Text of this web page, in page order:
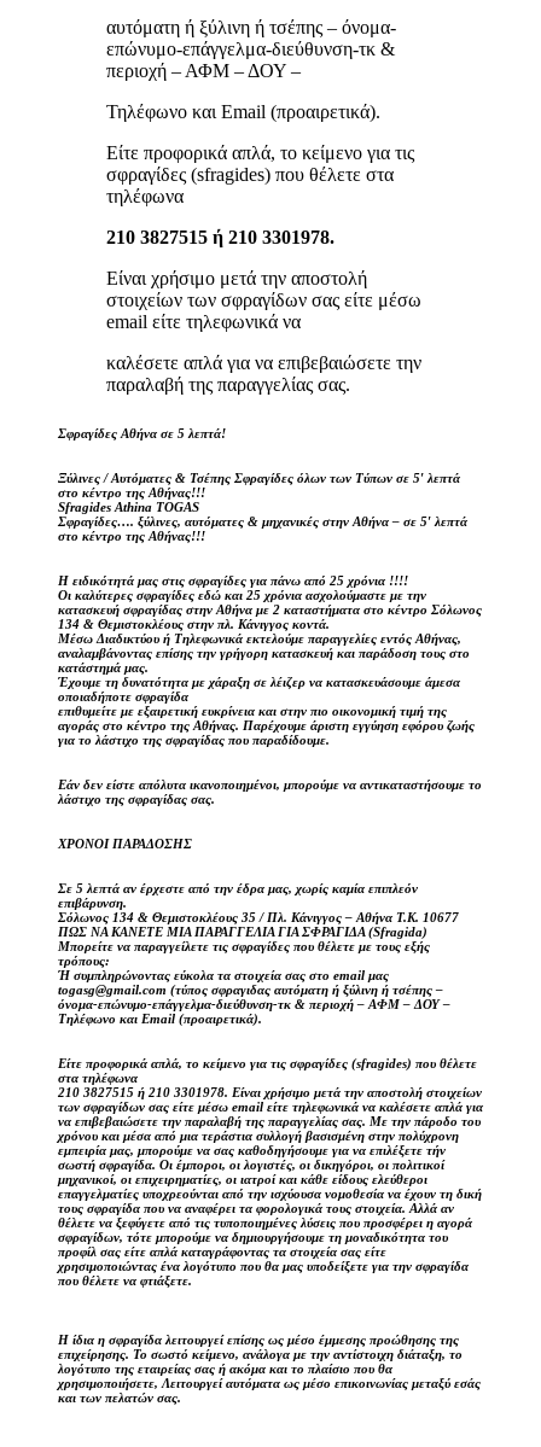
αυτόματη ή ξύλινη ή τσέπης – όνομα-
επώνυμο-επάγγελμα-διεύθυνση-τκ &
περιοχή – ΑΦΜ – ΔΟΥ –
Τηλέφωνο και Email (προαιρετικά).
Είτε προφορικά απλά, το κείμενο για τις
σφραγίδες (sfragides) που θέλετε στα
τηλέφωνα
210 3827515 ή 210 3301978.
Είναι χρήσιμο μετά την αποστολή
στοιχείων των σφραγίδων σας είτε μέσω
email είτε τηλεφωνικά να
καλέσετε απλά για να επιβεβαιώσετε την
παραλαβή της παραγγελίας σας.
Σφραγίδες Αθήνα σε 5 λεπτά!
Ξύλινες / Αυτόματες & Τσέπης Σφραγίδες όλων των Τύπων σε 5′ λεπτά
στο κέντρο της Αθήνας!!!
Sfragides Athina TOGAS
Σφραγίδες…. ξύλινες, αυτόματες & μηχανικές στην Αθήνα – σε 5′ λεπτά
στο κέντρο της Αθήνας!!!
Η ειδικότητά μας στις σφραγίδες για πάνω από 25 χρόνια !!!!
Οι καλύτερες σφραγίδες εδώ και 25 χρόνια ασχολούμαστε με την
κατασκευή σφραγίδας στην Αθήνα με 2 καταστήματα στο κέντρο Σόλωνος
134 & Θεμιστοκλέους στην πλ. Κάνιγγος κοντά.
Μέσω Διαδικτύου ή Τηλεφωνικά εκτελούμε παραγγελίες εντός Αθήνας,
αναλαμβάνοντας επίσης την γρήγορη κατασκευή και παράδοση τους στο
κατάστημά μας.
Έχουμε τη δυνατότητα με χάραξη σε λέιζερ να κατασκευάσουμε άμεσα
οποιαδήποτε σφραγίδα
επιθυμείτε με εξαιρετική ευκρίνεια και στην πιο οικονομική τιμή της
αγοράς στο κέντρο της Αθήνας. Παρέχουμε άριστη εγγύηση εφόρου ζωής
για το λάστιχο της σφραγίδας που παραδίδουμε.
Εάν δεν είστε απόλυτα ικανοποιημένοι, μπορούμε να αντικαταστήσουμε το
λάστιχο της σφραγίδας σας.
ΧΡΟΝΟΙ ΠΑΡΑΔΟΣΗΣ
Σε 5 λεπτά αν έρχεστε από την έδρα μας, χωρίς καμία επιπλεόν
επιβάρυνση.
Σόλωνος 134 & Θεμιστοκλέους 35 / Πλ. Κάνιγγος – Αθήνα Τ.Κ. 10677
ΠΩΣ ΝΑ ΚΑΝΕΤΕ ΜΙΑ ΠΑΡΑΓΓΕΛΙΑ ΓΙΑ ΣΦΡΑΓΙΔΑ (Sfragida)
Μπορείτε να παραγγείλετε τις σφραγίδες που θέλετε με τους εξής
τρόπους:
Ή συμπληρώνοντας εύκολα τα στοιχεία σας στο email μας
togasg@gmail.com (τύπος σφραγιδας αυτόματη ή ξύλινη ή τσέπης –
όνομα-επώνυμο-επάγγελμα-διεύθυνση-τκ & περιοχή – ΑΦΜ – ΔΟΥ –
Τηλέφωνο και Email (προαιρετικά).
Είτε προφορικά απλά, το κείμενο για τις σφραγίδες (sfragides) που θέλετε
στα τηλέφωνα
210 3827515 ή 210 3301978. Είναι χρήσιμο μετά την αποστολή στοιχείων
των σφραγίδων σας είτε μέσω email είτε τηλεφωνικά να καλέσετε απλά για
να επιβεβαιώσετε την παραλαβή της παραγγελίας σας. Με την πάροδο του
χρόνου και μέσα από μια τεράστια συλλογή βασισμένη στην πολύχρονη
εμπειρία μας, μπορούμε να σας καθοδηγήσουμε για να επιλέξετε τήν
σωστή σφραγίδα. Οι έμποροι, οι λογιστές, οι δικηγόροι, οι πολιτικοί
μηχανικοί, οι επιχειρηματίες, οι ιατροί και κάθε είδους ελεύθεροι
επαγγελματίες υποχρεούνται από την ισχύουσα νομοθεσία να έχουν τη δική
τους σφραγίδα που να αναφέρει τα φορολογικά τους στοιχεία. Αλλά αν
θέλετε να ξεφύγετε από τις τυποποιημένες λύσεις που προσφέρει η αγορά
σφραγίδων, τότε μπορούμε να δημιουργήσουμε τη μοναδικότητα του
προφίλ σας είτε απλά καταγράφοντας τα στοιχεία σας είτε
χρησιμοποιώντας ένα λογότυπο που θα μας υποδείξετε για την σφραγίδα
που θέλετε να φτιάξετε.
Η ίδια η σφραγίδα λειτουργεί επίσης ως μέσο έμμεσης προώθησης της
επιχείρησης. Το σωστό κείμενο, ανάλογα με την αντίστοιχη διάταξη, το
λογότυπο της εταιρείας σας ή ακόμα και το πλαίσιο που θα
χρησιμοποιήσετε, Λειτουργεί αυτόματα ως μέσο επικοινωνίας μεταξύ εσάς
και των πελατών σας.